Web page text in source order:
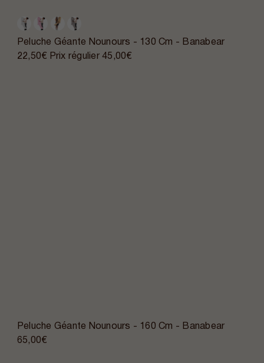
Peluche Géante Nounours - 130 Cm - Banabear
22,50€ Prix régulier45,00€
Peluche Géante Nounours - 160 Cm - Banabear
65,00€